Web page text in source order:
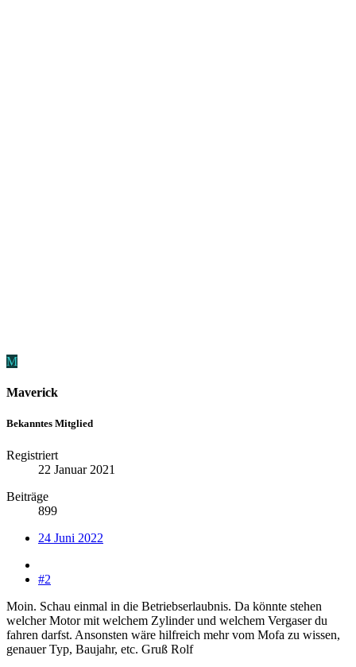
M
Maverick
Bekanntes Mitglied
Registriert
22 Januar 2021
Beiträge
899
24 Juni 2022
#2
Moin. Schau einmal in die Betriebserlaubnis. Da könnte stehen
welcher Motor mit welchem Zylinder und welchem Vergaser du
fahren darfst. Ansonsten wäre hilfreich mehr vom Mofa zu wissen,
genauer Typ, Baujahr, etc. Gruß Rolf